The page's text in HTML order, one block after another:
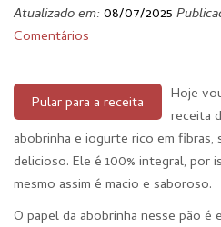
Atualizado em:08/07/2025
Comentários
Pular para a receita
Hoje
receita
abobrinha e iogurte rico em fibras,
delicioso. Ele é 100% integral, por
mesmo assim é macio e saboroso.
O papel da abobrinha nesse pão